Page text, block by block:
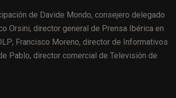
de Davide Mondo, consejero delegado
Orsini, director general de Prensa Ibérica en
Francisco Moreno, director de Informativos
Pablo, director comercial de Televisión de